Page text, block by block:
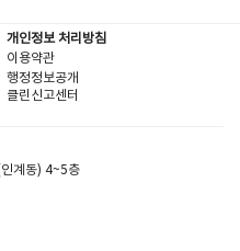
개인정보 처리방침
이용약관
행정정보공개
클린신고센터
계동) 4~5층